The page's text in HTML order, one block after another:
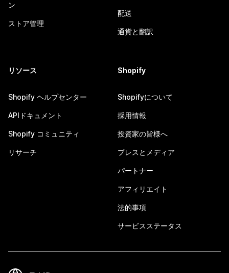
ン
ストア管理
配送
通貨と翻訳
リソース
Shopify ヘルプセンター
APIドキュメント
Shopify コミュニティ
リサーチ
Shopify
Shopifyについて
採用情報
投資家の皆様へ
プレスとメディア
パートナー
アフィリエイト
法的事項
サービスステータス